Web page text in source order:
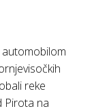
reke
Pirota na